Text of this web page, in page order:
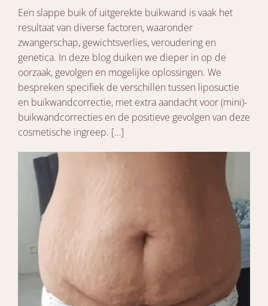
Een slappe buik of uitgerekte buikwand is vaak het
resultaat van diverse factoren, waaronder
zwangerschap, gewichtsverlies, veroudering en
genetica. In deze blog duiken we dieper in op de
oorzaak, gevolgen en mogelijke oplossingen. We
bespreken specifiek de verschillen tussen liposuctie
en buikwandcorrectie, met extra aandacht voor (mini)-
buikwandcorrecties en de positieve gevolgen van deze
cosmetische ingreep. […]